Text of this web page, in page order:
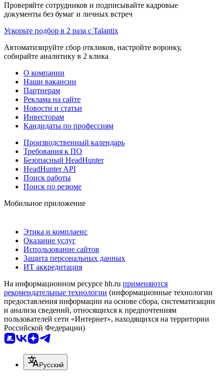
Проверяйте сотрудников и подписывайте кадровые
документы без бумаг и личных встреч
Ускорьте подбор в 2 раза с Talantix
Автоматизируйте сбор откликов, настройте воронку,
собирайте аналитику в 2 клика
О компании
Наши вакансии
Партнерам
Реклама на сайте
Новости и статьи
Инвесторам
Кандидаты по профессиям
Производственный календарь
Требования к ПО
Безопасный HeadHunter
HeadHunter API
Поиск работы
Поиск по резюме
Мобильное приложение
Этика и комплаенс
Оказание услуг
Использование сайтов
Защита персональных данных
ИТ аккредитация
На информационном ресурсе hh.ru применяются
рекомендательные технологии (информационные технологии
предоставления информации на основе сбора, систематизации
и анализа сведений, относящихся к предпочтениям
пользователей сети «Интернет», находящихся на территории
Российской Федерации)
Русский